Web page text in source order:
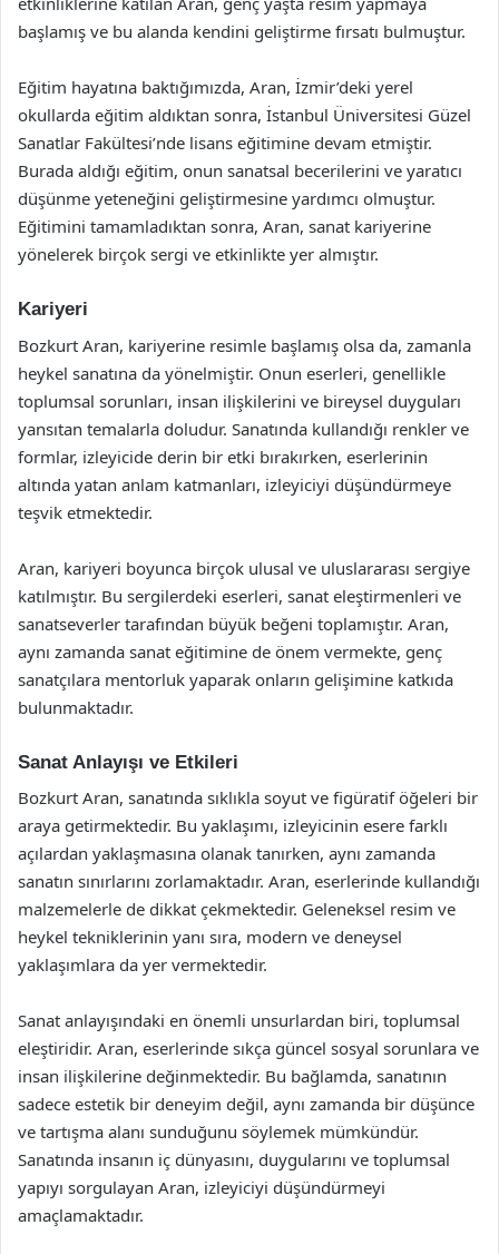
başlamış ve bu alanda kendini geliştirme fırsatı bulmuştur.
Eğitim hayatına baktığımızda, Aran, İzmir’deki yerel
okullarda eğitim aldıktan sonra, İstanbul Üniversitesi Güzel
Sanatlar Fakültesi’nde lisans eğitimine devam etmiştir.
Burada aldığı eğitim, onun sanatsal becerilerini ve yaratıcı
düşünme yeteneğini geliştirmesine yardımcı olmuştur.
Eğitimini tamamladıktan sonra, Aran, sanat kariyerine
yönelerek birçok sergi ve etkinlikte yer almıştır.
Kariyeri
Bozkurt Aran, kariyerine resimle başlamış olsa da, zamanla
heykel sanatına da yönelmiştir. Onun eserleri, genellikle
toplumsal sorunları, insan ilişkilerini ve bireysel duyguları
yansıtan temalarla doludur. Sanatında kullandığı renkler ve
formlar, izleyicide derin bir etki bırakırken, eserlerinin
altında yatan anlam katmanları, izleyiciyi düşündürmeye
teşvik etmektedir.
Aran, kariyeri boyunca birçok ulusal ve uluslararası sergiye
katılmıştır. Bu sergilerdeki eserleri, sanat eleştirmenleri ve
sanatseverler tarafından büyük beğeni toplamıştır. Aran,
aynı zamanda sanat eğitimine de önem vermekte, genç
sanatçılara mentorluk yaparak onların gelişimine katkıda
bulunmaktadır.
Sanat Anlayışı ve Etkileri
Bozkurt Aran, sanatında sıklıkla soyut ve figüratif öğeleri bir
araya getirmektedir. Bu yaklaşımı, izleyicinin esere farklı
açılardan yaklaşmasına olanak tanırken, aynı zamanda
sanatın sınırlarını zorlamaktadır. Aran, eserlerinde kullandığı
malzemelerle de dikkat çekmektedir. Geleneksel resim ve
heykel tekniklerinin yanı sıra, modern ve deneysel
yaklaşımlara da yer vermektedir.
Sanat anlayışındaki en önemli unsurlardan biri, toplumsal
eleştiridir. Aran, eserlerinde sıkça güncel sosyal sorunlara ve
insan ilişkilerine değinmektedir. Bu bağlamda, sanatının
sadece estetik bir deneyim değil, aynı zamanda bir düşünce
ve tartışma alanı sunduğunu söylemek mümkündür.
Sanatında insanın iç dünyasını, duygularını ve toplumsal
yapıyı sorgulayan Aran, izleyiciyi düşündürmeyi
amaçlamaktadır.